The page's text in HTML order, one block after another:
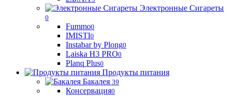
Электронные Сигареты
0
Fummo0
IMISTI0
Instabar by Plong0
Laiska H3 PRO0
Planq Plus0
Продукты питания
Бакалея 39
Консервация0